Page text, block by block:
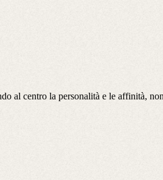
al centro la personalità e le affinità,